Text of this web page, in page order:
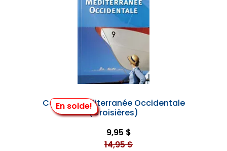
En solde!
Cap sur Méditerranée Occidentale
(Croisières)
9,95 $
14,95 $